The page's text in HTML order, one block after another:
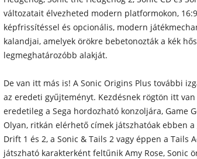
változatait élvezheted modern platformokon,
képfrissítéssel és opcionális, modern
kalandjai, amelyek örökre bebetonozták a kék
legmeghatározóbb alakját.
De van itt más is! A Sonic Origins Plus további
az eredeti gyűjteményt. Kezdésnek rögtön itt
eredetileg a Sega hordozható konzoljára, Game
Olyan, ritkán elérhető címek játszhatóak ebben
Drift 1 és 2, a Sonic & Tails 2 vagy éppen a Tails
játszható karakterként feltűnik Amy Rose, Sonic